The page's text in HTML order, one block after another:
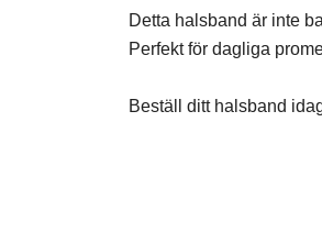
Detta halsband är inte
Perfekt för dagliga
Beställ ditt halsband